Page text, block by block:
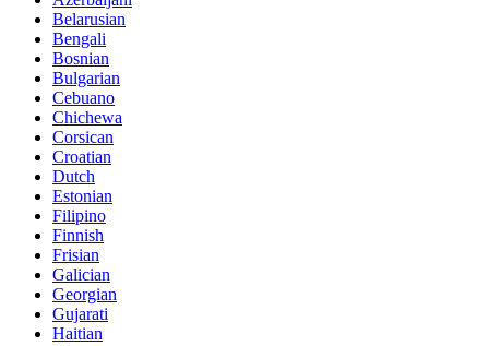
Belarusian
Bengali
Bosnian
Bulgarian
Cebuano
Chichewa
Corsican
Croatian
Dutch
Estonian
Filipino
Finnish
Frisian
Galician
Georgian
Gujarati
Haitian